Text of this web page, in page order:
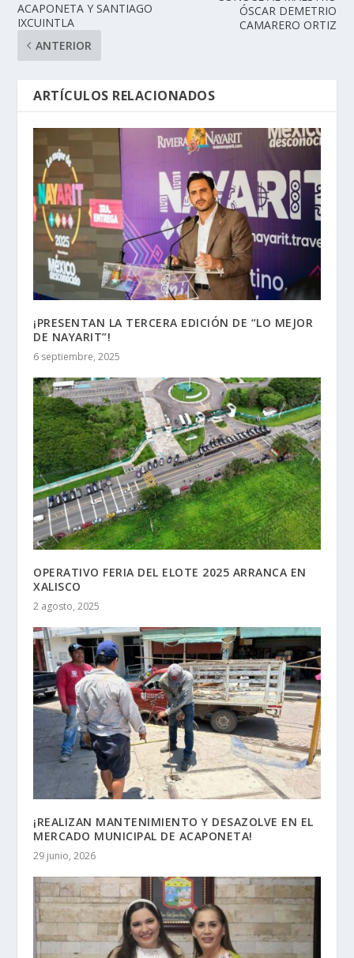
ACAPONETA Y SANTIAGO
IXCUINTLA
ANTERIOR
ÓSCAR DEMETRIO
CAMARERO ORTIZ
ARTÍCULOS RELACIONADOS
¡PRESENTAN LA TERCERA EDICIÓN DE “LO MEJOR
DE NAYARIT”!
6 septiembre, 2025
OPERATIVO FERIA DEL ELOTE 2025 ARRANCA EN
XALISCO
2 agosto, 2025
¡REALIZAN MANTENIMIENTO Y DESAZOLVE EN EL
MERCADO MUNICIPAL DE ACAPONETA!
29 junio, 2026